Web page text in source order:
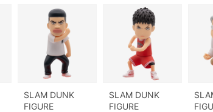
SLAM DUNK
FIGURE
SLAM DUNK
FIGURE